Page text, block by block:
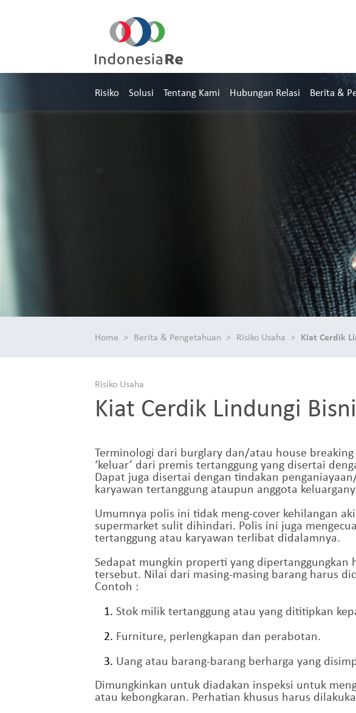
Risiko Solusi Tentang Kami Hubungan Relasi Berita &
Home Berita & Pengetahuan Risiko Usaha Kiat Cerdik
Risiko Usaha
Kiat Cerdik Lindungi
Terminologi dari burglary dan/atau house
‘keluar’ dari premis tertanggung yang disertai
Dapat juga disertai dengan tindakan
karyawan tertanggung ataupun anggota
Umumnya polis ini tidak meng-cover kehilangan
supermarket sulit dihindari. Polis ini juga
tertanggung atau karyawan terlibat didalamnya.
Sedapat mungkin properti yang
tersebut. Nilai dari masing-masing barang harus
Contoh :
Stok milik tertanggung atau yang dititipkan
Furniture, perlengkapan dan perabotan.
Uang atau barang-barang berharga yang
Dimungkinkan untuk diadakan inspeksi untuk
atau kebongkaran. Perhatian khusus harus